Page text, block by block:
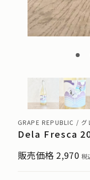
GRAPE REPUBLIC / グ
Dela Fresca
販売価格 2,970 税